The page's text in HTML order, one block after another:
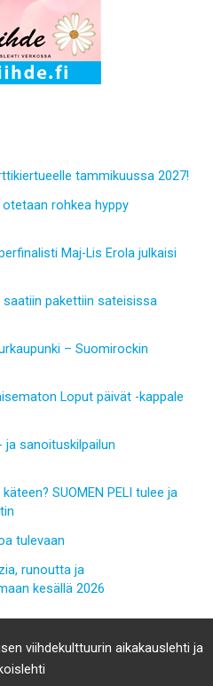
tammikuussa 2027!
rohkea hyppy
Maj-Lis Erola julkaisi
saatiin pakettiin sateisissa
– Suomirockin
Loput päivät -kappale
ja sanoituskilpailun
SUOMEN PELI tulee ja
tulevaan
runoutta ja
kesällä 2026
viihdekulttuurin aikakauslehti ja